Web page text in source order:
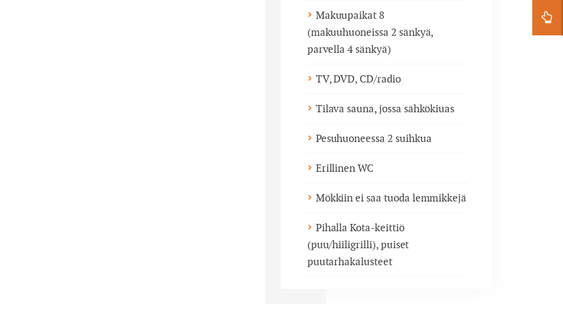
Makuupaikat 8
(makuuhuoneissa 2 sänkyä,
parvella 4 sänkyä)
TV, DVD, CD/radio
Tilava sauna, jossa sähkökiuas
Pesuhuoneessa 2 suihkua
Erillinen WC
Mökkiin ei saa tuoda lemmikkejä
Pihalla Kota-keittiö
(puu/hiiligrilli), puiset
puutarhakalusteet